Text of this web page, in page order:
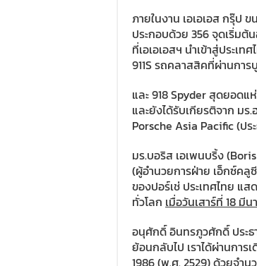
ภายในงาน เอเอเอส กรุ๊ป
ประกอบด้วย 356 จุดเริ่มต้
ที่เอเอเอสฯ นำเข้าสู่ประเ
911S รถคลาสสิคที่ผ่านกา
และ 918 Spyder สุดยอดแ
และยังได้รับเกียรติจาก ม
Porsche Asia Pacific (ปร
มร.บอริส เอเพนบริ้ง
(ผู้อำนวยการฝ่าย เอ็กซ์ค
ของปอร์เช่ ประเทศไทย แ
ทั่วโลก เมื่อวันเสาร์ที่ 18 มีน
อนุศักดิ์ อินทรภูวศักดิ์ ประธ
ย้อนกลับไป เราได้ผ่านการ
1986 (พ.ศ. 2529) ด้วยจำ